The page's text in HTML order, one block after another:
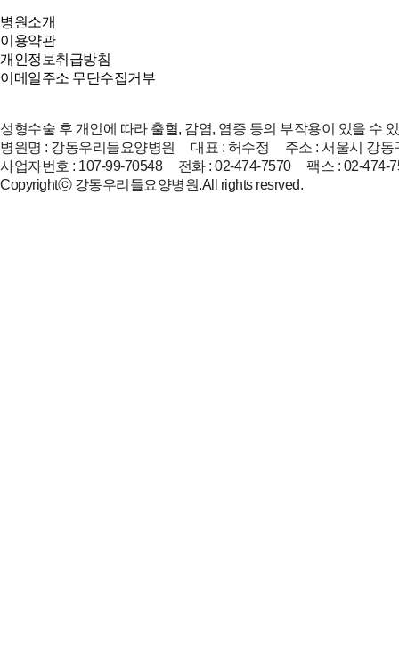
병원소개
이용약관
개인정보취급방침
이메일주소 무단수집거부
성형수술 후 개인에 따라 출혈, 감염, 염증 등의 부작용이 있을 수
병원명 : 강동우리들요양병원 대표 : 허수정 주소 : 서울시 강동
사업자번호 : 107-99-70548 전화 : 02-474-7570 팩스 : 02-474-
Copyrightⓒ 강동우리들요양병원.All rights resrved.